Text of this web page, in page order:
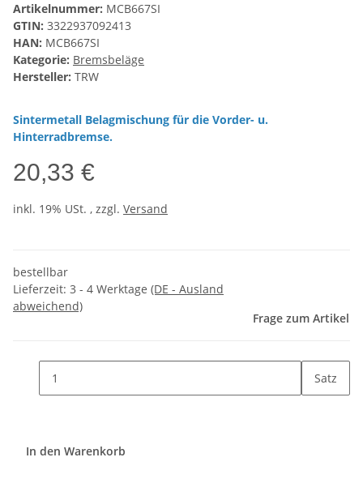
Artikelnummer: MCB667SI
GTIN: 3322937092413
HAN: MCB667SI
Kategorie: Bremsbeläge
Hersteller: TRW
Sintermetall Belagmischung für die Vorder- u.
Hinterradbremse.
20,33 €
inkl. 19% USt. , zzgl. Versand
bestellbar
Lieferzeit: 3 - 4 Werktage (DE - Ausland
abweichend)
Frage zum Artikel
Satz
In den Warenkorb